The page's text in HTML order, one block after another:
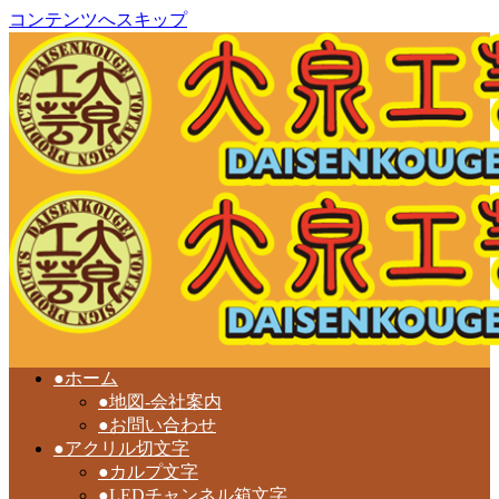
コンテンツへスキップ
●ホーム
●地図-会社案内
●お問い合わせ
●アクリル切文字
●カルプ文字
●LEDチャンネル箱文字